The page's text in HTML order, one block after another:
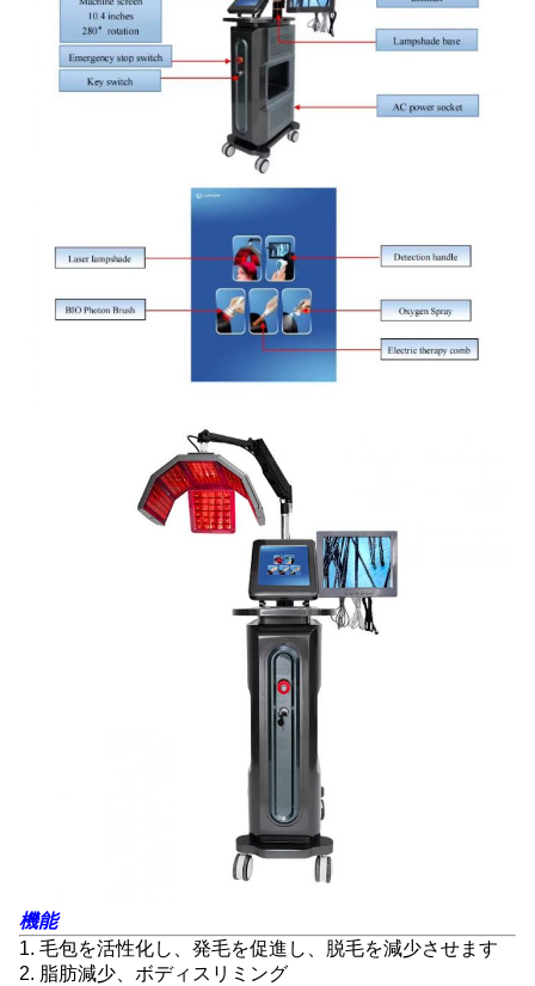
機能
1. 毛包を活性化し、発毛を促進し、脱毛を減少させます
2. 脂肪減少、ボディスリミング